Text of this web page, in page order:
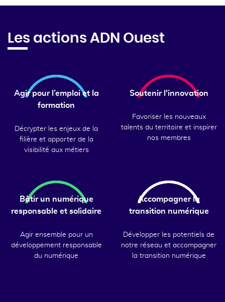
Les actions ADN Ouest
Agir pour l’emploi et la
formation
Décrypter les enjeux de la
filière et apporter de la
visibilité aux métiers
Soutenir l'innovation
Favoriser les nouveaux
talents du territoire et inspirer
nos membres
Bâtir un numérique
responsable et solidaire
Agir ensemble pour un
développement responsable
du numérique
Accompagner la
transition numérique
Développer les potentiels de
notre réseau et accompagner
la transition numérique